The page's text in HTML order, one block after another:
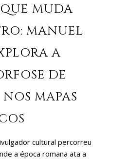
MUDA
MANUEL
A
DE
MAPAS
cultural percorreu
a época romana ata a